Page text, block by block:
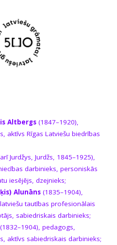
Altbergs (1847–1920),
aktīvs Rīgas Latviešu biedrības
Jurdžys, Jurdžs, 1845–1925),
darbinieks, personiskās
iesējējs, dzejnieks;
Alunāns (1835–1904),
tautības profesionālais
sabiedriskais darbinieks;
(1832–1904), pedagogs,
aktīvs sabiedriskais darbinieks;